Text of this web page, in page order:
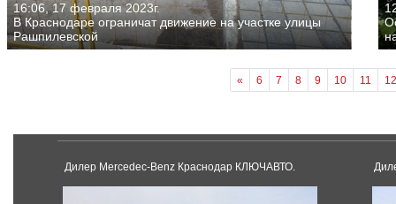
16:06, 17 февраля 2023г.
В Краснодаре ограничат движение на участке улицы
Рашпилевской
« 6 7 8 9 10 11 12
Дилер Mercedec-Benz Краснодар КЛЮЧАВТО.